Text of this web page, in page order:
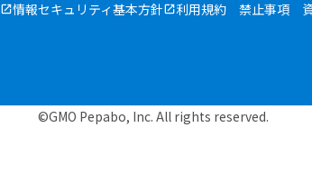
情報セキュリティ基本方針 利用規約 禁止事項
©GMO Pepabo, Inc. All rights reserved.